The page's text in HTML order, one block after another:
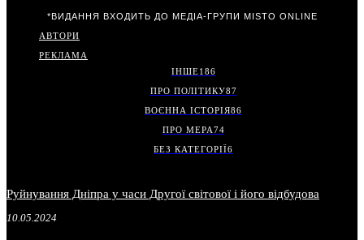
*ВИДАННЯ ВХОДИТЬ ДО МЕДІА-ГРУПИ MISTO ONLINE
АВТОРИ
РЕКЛАМА
ІНШЕ186
ПРО ПОЛІТИКУ87
ВОЄННА ІСТОРІЯ86
ПРО МЕРА74
БЕЗ КАТЕГОРІЇ6
Руйнування Дніпра у часи Другої світової і його відбудова
10.05.2024